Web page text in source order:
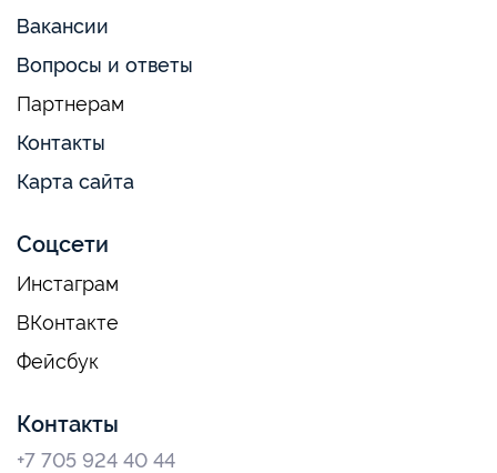
Вакансии
Вопросы и ответы
Партнерам
Контакты
Карта сайта
Соцсети
Инстаграм
ВКонтакте
Фейсбук
Контакты
+7 705 924 40 44